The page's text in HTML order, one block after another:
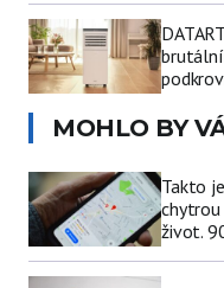
MOHLO BY
Takto
život.